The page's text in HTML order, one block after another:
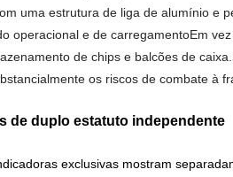
uma estrutura de liga de alumínio e
operacional e de carregamentoEm
de chips e balcões de
os riscos de combate à
de duplo estatuto independente
exclusivas mostram